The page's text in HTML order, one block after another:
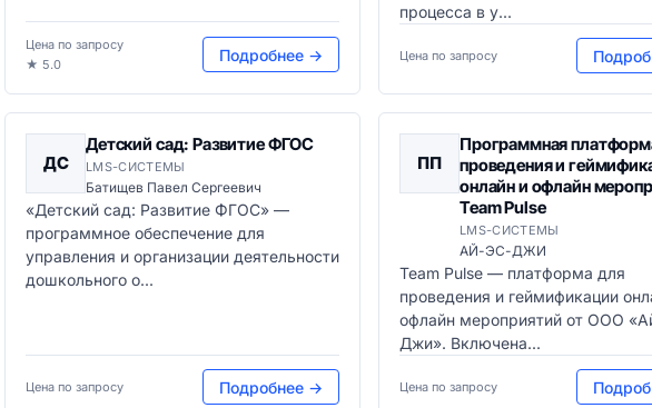
Цена по запросу
★ 5.0
Подробнее →
процесса в у...
Цена по запросу
ДС
Детский сад: Развитие ФГОС
LMS-СИСТЕМЫ
Батищев Павел Сергеевич
«Детский сад: Развитие ФГОС» —
программное обеспечение для
управления и организации деятельности
дошкольного о...
Цена по запросу Подробнее →
ПП
Программная
проведения и
онлайн и офлайн
Team Pulse
LMS-СИСТЕМЫ
АЙ-ЭС-ДЖИ
Team Pulse — платформа для
проведения и геймификации
офлайн мероприятий от ООО
Джи». Включена...
Цена по запросу